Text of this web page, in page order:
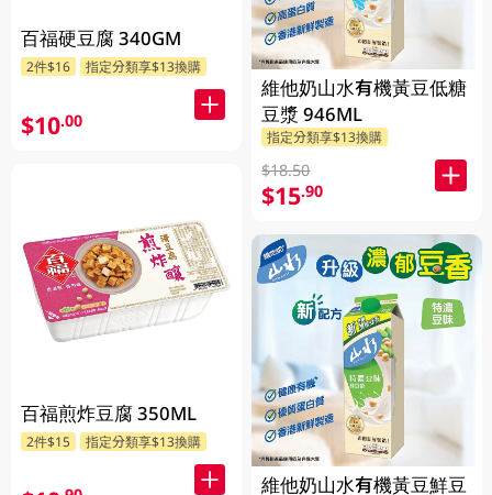
百福硬豆腐 340GM
2件$16 指定分類享$13換購
$10.00
百福煎炸豆腐 350ML
2件$15 指定分類享$13換購
維他奶山水有機黃豆低糖
豆漿 946ML
指定分類享$13換購
$18.50
$15.90
維他奶山水有機黃豆鮮豆